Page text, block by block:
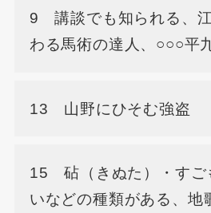
9 講談でも知られる、
わる馬術の達人、○○○平
13 山野にひそむ強盗
15 砧（きぬた）・すご
いなどの種類がある、地